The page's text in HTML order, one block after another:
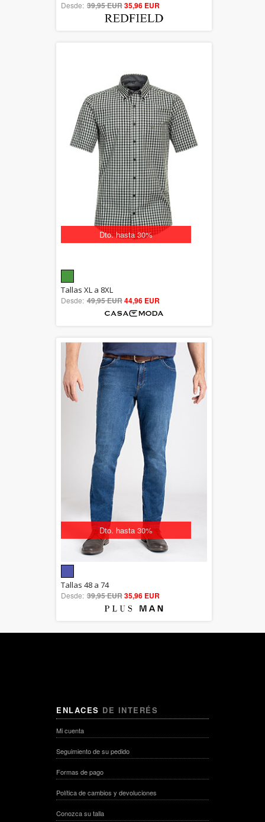
out of 5
Desde: 39,95 EUR35,96 EUR
Dto. hasta 30%
5.00
out of 5
Tallas XL a 8XL
Desde: 49,95 EUR44,96 EUR
Dto. hasta 30%
out of 5
Tallas 48 a 74
Desde: 39,95 EUR35,96 EUR
ENLACES DE INTERÉS
Mi cuenta
Seguimiento de su pedido
Formas de pago
Política de cambios y devoluciones
Conozca su talla